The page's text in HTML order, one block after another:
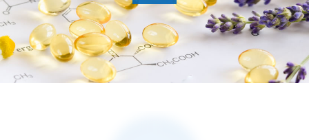
レーザー脱毛 月経